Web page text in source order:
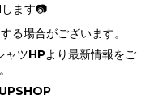
ます📷
る場合がございます。
ャツHPより最新情報をご